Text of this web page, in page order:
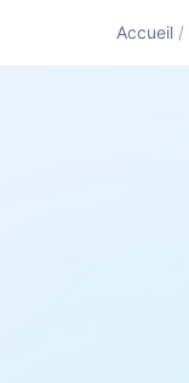
Accueil /